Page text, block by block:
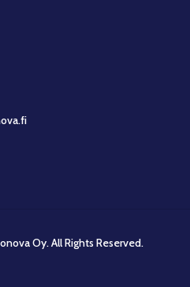
Oy. All Rights Reserved.